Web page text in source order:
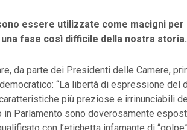
essere utilizzate come macigni per
fase così difficile della nostra storia.
da parte dei Presidenti delle Camere,
“La libertà di espressione del
più preziose e irrinunciabili
Parlamento sono doverosamente